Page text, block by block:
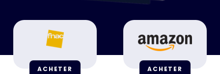
ACHETER ACHETER